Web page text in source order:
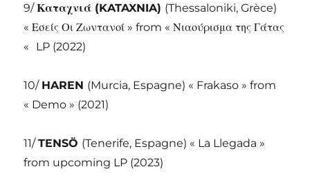
9/Καταχνιά (KATAXNIA) (Thessaloniki, Grèce)
« Εσείς Οι Ζωντανοί » from « Νιαούρισμα της Γάτας
«
LP (2022)
10/ HAREN (Murcia, Espagne) « Frakaso » from
« Demo » (2021)
11/TENSÖ (Tenerife, Espagne) « La Llegada »
from upcoming LP (2023)